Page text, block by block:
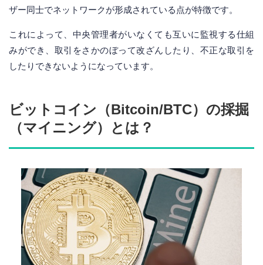
ザー同士でネットワークが形成されている点が特徴です。
これによって、中央管理者がいなくても互いに監視する仕組
みができ、取引をさかのぼって改ざんしたり、不正な取引を
したりできないようになっています。
ビットコイン（Bitcoin/BTC）の採掘
（マイニング）とは？